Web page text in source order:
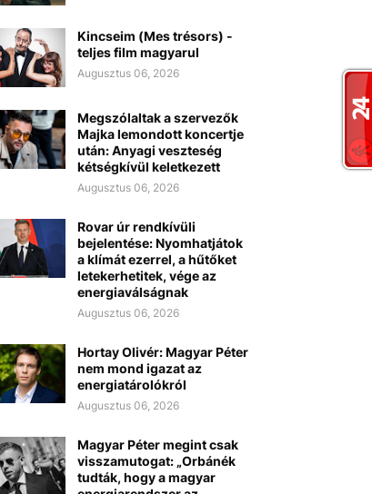
Kincseim (Mes trésors) -
teljes film magyarul
Augusztus 06, 2026
Megszólaltak a szervezők
Majka lemondott koncertje
után: Anyagi veszteség
kétségkívül keletkezett
Augusztus 06, 2026
Rovar úr rendkívüli
bejelentése: Nyomhatjátok
a klímát ezerrel, a hűtőket
letekerhetitek, vége az
energiaválságnak
Augusztus 06, 2026
Hortay Olivér: Magyar Péter
nem mond igazat az
energiatárolókról
Augusztus 06, 2026
Magyar Péter megint csak
visszamutogat: „Orbánék
tudták, hogy a magyar